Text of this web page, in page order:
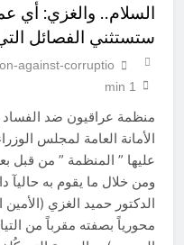
السلام.. والغزي: أي
ستستثني الفصائل
against-corruptio
1 min
منظمة عراقيون ضد الفساد
الأمانة العامة لمجلس
عليها ” المنظمة ” من قبل
ومن خلال ما يقوم به حاليآ
الدكتور حميد الغزي
محورياً بصفته مقرباً من